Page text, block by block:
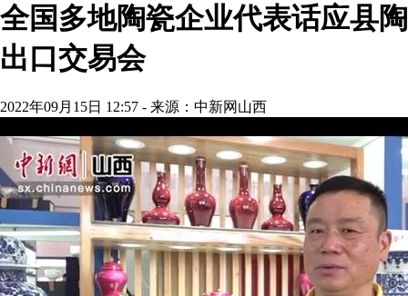
全国多地陶瓷企业代表话应县
出口交易会
2022年09月15日 12:57 - 来源：中新网山西